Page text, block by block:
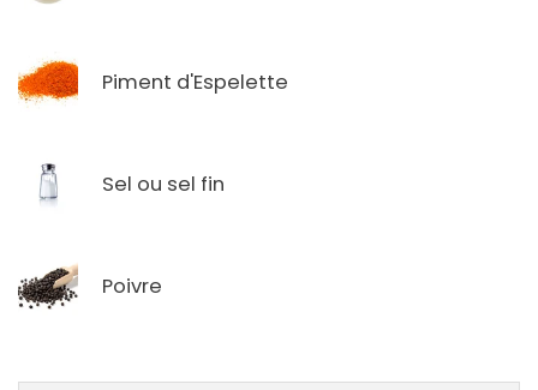
Piment d'Espelette
Sel ou sel fin
Poivre